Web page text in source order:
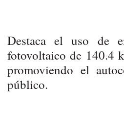
Destaca el uso de
fotovoltaico de 140.4
promoviendo el
público.